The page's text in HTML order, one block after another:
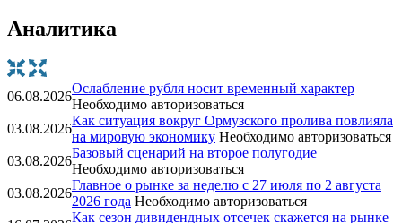
Аналитика
06.08.2026
Ослабление рубля носит временный характер
Необходимо авторизоваться
03.08.2026
Как ситуация вокруг Ормузского пролива повлияла
на мировую экономику Необходимо авторизоваться
03.08.2026
Базовый сценарий на второе полугодие
Необходимо авторизоваться
03.08.2026
Главное о рынке за неделю с 27 июля по 2 августа
2026 года Необходимо авторизоваться
Как сезон дивидендных отсечек скажется на рынке